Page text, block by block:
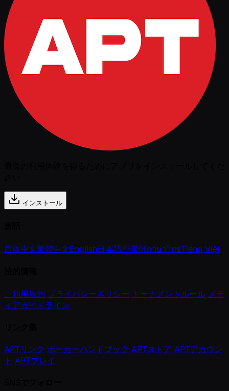
インストール
简体中文繁體中文English日本語한국어ภาษาไทยTiếng Việt
ご利用規約 プライバシーポリシー トーナメントルール メデ
ィアガイドライン
APTリンク ポーカーハンドブック APTストア APTアカウン
ト APTプレイ